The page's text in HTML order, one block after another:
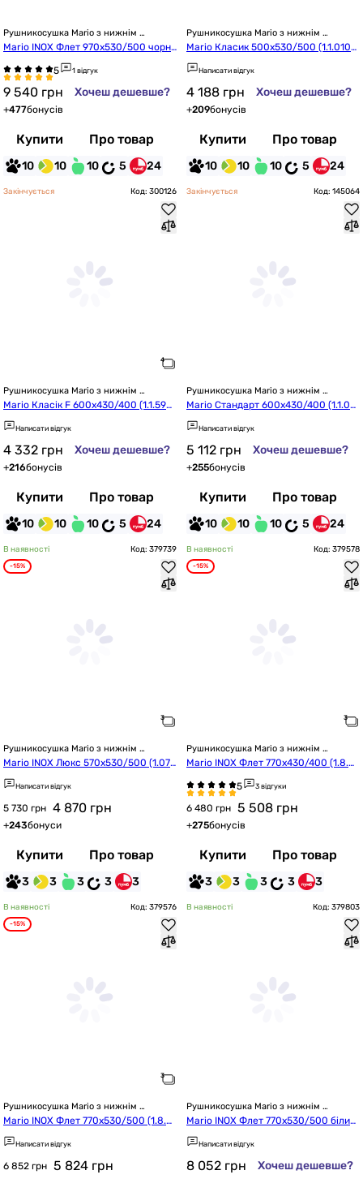
Рушникосушка Mario з нижнім
підключенням
Mario INOX Флет 970x530/500 чорни
й матовий (1.075.048780.BM)
1 відгук
9 540 грн Хочеш дешевше?
+477бонусів
Купити Про товар
10 10 10 5 24
Рушникосушка Mario з нижнім
підключенням
Mario Класик 500х530/500 (1.1.0101.
01.P)
Написати відгук
4 188 грн Хочеш дешевше?
+209бонусів
Купити Про товар
10 10 10 5 24
Закінчується Код: 300126
Рушникосушка Mario з нижнім
підключенням
Mario Класік F 600х430/400 (1.1.590
2.01.P)
Написати відгук
4 332 грн Хочеш дешевше?
+216бонусів
Купити Про товар
10 10 10 5 24
Закінчується Код: 145064
Рушникосушка Mario з нижнім
підключенням
Mario Стандарт 600х430/400 (1.1.02
02.01.P)
Написати відгук
5 112 грн Хочеш дешевше?
+255бонусів
Купити Про товар
10 10 10 5 24
В наявності Код: 379739
-15%
Рушникосушка Mario з нижнім
підключенням
Mario INOX Люкс 570x530/500 (1.07
4.044576.0)
Написати відгук
5 730 грн 4 870 грн
+243бонуси
Купити Про товар
3 3 3 3 3
В наявності Код: 379578
-15%
Рушникосушка Mario з нижнім
підключенням
Mario INOX Флет 770x430/400 (1.8.0
3 відгуки
6 480 грн 5 508 грн
+275бонусів
Купити Про товар
3 3 3 3 3
В наявності Код: 379576
-15%
Рушникосушка Mario з нижнім
підключенням
Mario INOX Флет 770x530/500 (1.8.0
44565.P)
Написати відгук
6 852 грн 5 824 грн
В наявності Код: 379803
Рушникосушка Mario з нижнім
підключенням
Mario INOX Флет 770x530/500 біли
й матовий (1.137.047735.WM)
Написати відгук
8 052 грн Хочеш дешевше?